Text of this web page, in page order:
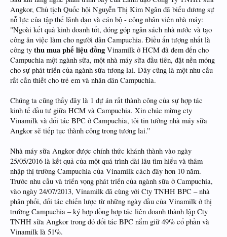
Angkor, Chủ tịch Quốc hội Nguyễn Thị Kim Ngân đã biểu dương sự
nỗ lực của tập thể lãnh đạo và cán bộ - công nhân viên nhà máy:
"Ngoài kết quả kinh doanh tốt, đóng góp ngân sách nhà nước và tạo
công ăn việc làm cho người dân Campuchia. Điều ấn tượng nhất là
công ty thu mua phế liệu đồng Vinamilk ở HCM đã đem đến cho
Campuchia một ngành sữa, một nhà máy sữa đầu tiên, đặt nền móng
cho sự phát triển của ngành sữa tương lai. Đây cũng là một nhu cầu
rất cần thiết cho trẻ em và nhân dân Campuchia.
Chúng ta cũng thấy đây là 1 dự án rất thành công của sự hợp tác
kinh tế đầu tư giữa HCM và Campuchia. Xin chúc mừng cty
Vinamilk và đối tác BPC ở Campuchia, tôi tin tưởng nhà máy sữa
Angkor sẽ tiếp tục thành công trong tương lai.”
Nhà máy sữa Angkor được chính thức khánh thành vào ngày
25/05/2016 là kết quả của một quá trình dài lâu tìm hiểu và thâm
nhập thị trường Campuchia của Vinamilk cách đây hơn 10 năm.
Trước nhu cầu và triển vọng phát triển của ngành sữa ở Campuchia,
vào ngày 24/07/2013, Vinamilk đã cùng với Cty TNHH BPC – nhà
phân phối, đối tác chiến lược từ những ngày đầu của Vinamilk ở thị
trường Campuchia – ký hợp đồng hợp tác liên doanh thành lập Cty
TNHH sữa Angkor trong đó đối tác BPC nắm giữ 49% cổ phần và
Vinamilk là 51%.